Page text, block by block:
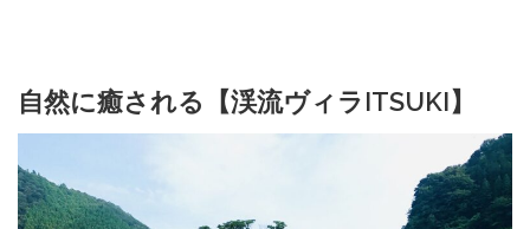
自然に癒される【渓流ヴィラITSUKI】